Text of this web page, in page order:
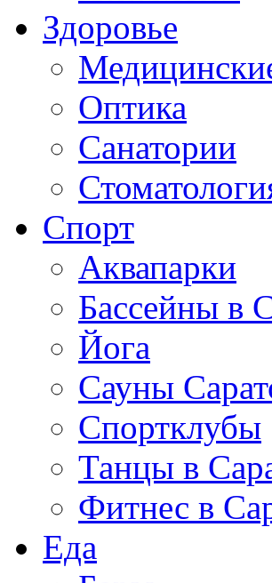
Здоровье
Оптика
Санатории
Спорт
Аквапарки
Бассейны в
Йога
Сауны
Спортклубы
Танцы в
Фитнес в
Еда